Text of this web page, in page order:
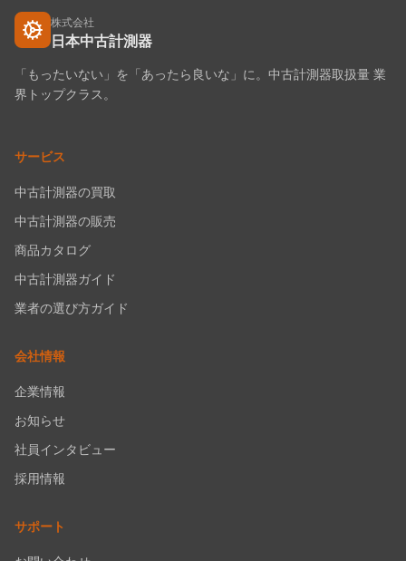
株式会社
日本中古計測器
「もったいない」を「あったら良いな」に。中古計測器取扱量 業
界トップクラス。
サービス
中古計測器の買取
中古計測器の販売
商品カタログ
中古計測器ガイド
業者の選び方ガイド
会社情報
企業情報
お知らせ
社員インタビュー
採用情報
サポート